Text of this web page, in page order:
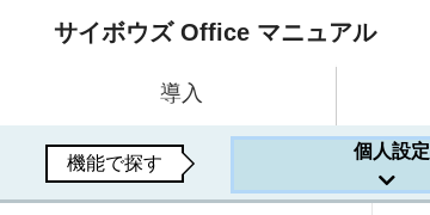
サイボウズ Office マニュアル
導入
機能で探す
個人設定